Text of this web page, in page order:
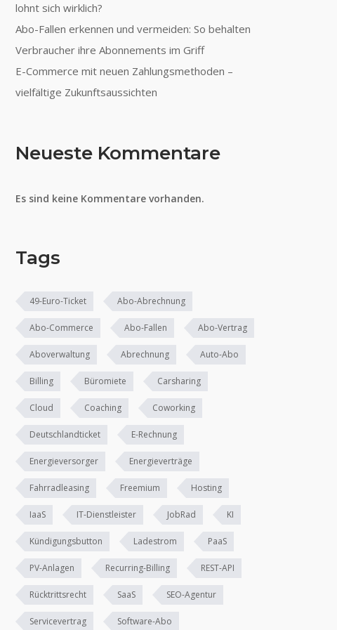
lohnt sich wirklich?
Abo-Fallen erkennen und vermeiden: So behalten
Verbraucher ihre Abonnements im Griff
E-Commerce mit neuen Zahlungsmethoden –
vielfältige Zukunftsaussichten
Neueste Kommentare
Es sind keine Kommentare vorhanden.
Tags
49-Euro-Ticket Abo-Abrechnung
Abo-Commerce Abo-Fallen Abo-Vertrag
Aboverwaltung Abrechnung Auto-Abo
Billing Büromiete Carsharing
Cloud Coaching Coworking
Deutschlandticket E-Rechnung
Energieversorger Energieverträge
Fahrradleasing Freemium Hosting
IaaS IT-Dienstleister JobRad KI
Kündigungsbutton Ladestrom PaaS
PV-Anlagen Recurring-Billing REST-API
Rücktrittsrecht SaaS SEO-Agentur
Servicevertrag Software-Abo